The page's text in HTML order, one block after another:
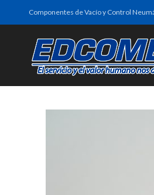
Componentes de Vacío y Control